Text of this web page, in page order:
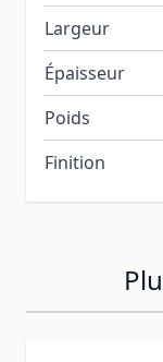
Largeur
Épaisseur
Poids
Finition